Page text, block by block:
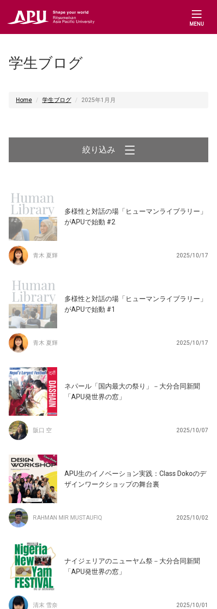
MENU
学生ブログ
Home 学生ブログ 2025年1月月
絞り込み
多様性と対話の場「ヒューマンライブラリー」
がAPUで始動 #2
青木 夏輝 2025/10/17
多様性と対話の場「ヒューマンライブラリー」
がAPUで始動 #1
青木 夏輝 2025/10/17
ネパール「国内最大の祭り」－大分合同新聞
「APU発世界の窓」
阪口 空 2025/10/07
APU生のイノベーション実践：Class Dokoのデ
ザインワークショップの舞台裏
RAHMAN MIR MUSTAUFIQ 2025/10/02
ナイジェリアのニューヤム祭－大分合同新聞
「APU発世界の窓」
清末 雪奈 2025/10/01